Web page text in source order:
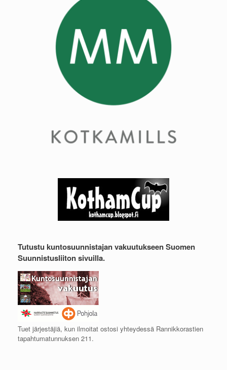
Tutustu kuntosuunnistajan vakuutukseen Suomen
Suunnistusliiton sivuilla.
Tuet järjestäjiä, kun ilmoitat ostosi yhteydessä Rannikkorastien
tapahtumatunnuksen 211.